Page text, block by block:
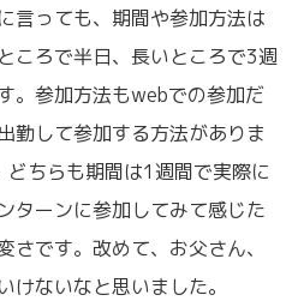
言っても、期間や参加方法は
ころで半日、長いところで3週
。参加方法もwebでの参加だ
勤して参加する方法がありま
ちらも期間は1週間で実際に
ターンに参加してみて感じた
さです。改めて、お父さん、
けないなと思いました。